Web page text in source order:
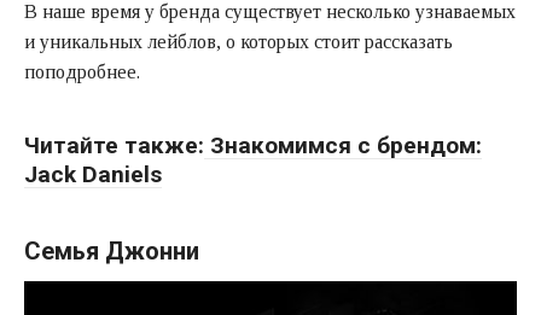
В наше время у бренда существует несколько узнаваемых
и уникальных лейблов, о которых стоит рассказать
поподробнее.
Читайте также: Знакомимся с брендом:
Jack Daniels
Семья Джонни